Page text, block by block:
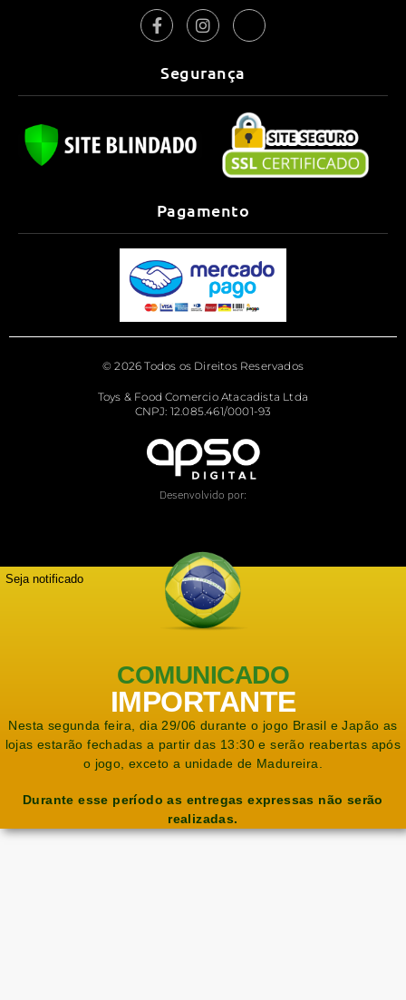
Segurança
Pagamento
© 2026 Todos os Direitos Reservados
Toys & Food Comercio Atacadista Ltda
CNPJ: 12.085.461/0001-93
Desenvolvido por:
Seja notificado
COMUNICADO
IMPORTANTE
Nesta segunda feira, dia 29/06 durante o jogo Brasil e Japão as
lojas estarão fechadas a partir das 13:30 e serão reabertas após
o jogo, exceto a unidade de Madureira.
Durante esse período as entregas expressas não serão
realizadas.